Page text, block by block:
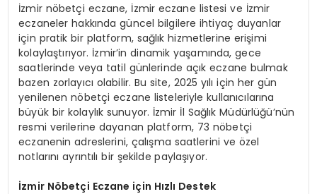
İzmir nöbetçi eczane, İzmir eczane listesi ve İzmir
eczaneler hakkında güncel bilgilere ihtiyaç duyanlar
için pratik bir platform, sağlık hizmetlerine erişimi
kolaylaştırıyor. İzmir’in dinamik yaşamında, gece
saatlerinde veya tatil günlerinde açık eczane bulmak
bazen zorlayıcı olabilir. Bu site, 2025 yılı için her gün
yenilenen nöbetçi eczane listeleriyle kullanıcılarına
büyük bir kolaylık sunuyor. İzmir İl Sağlık Müdürlüğü’nün
resmi verilerine dayanan platform, 73 nöbetçi
eczanenin adreslerini, çalışma saatlerini ve özel
notlarını ayrıntılı bir şekilde paylaşıyor.
İzmir Nöbetçi Eczane için Hızlı Destek